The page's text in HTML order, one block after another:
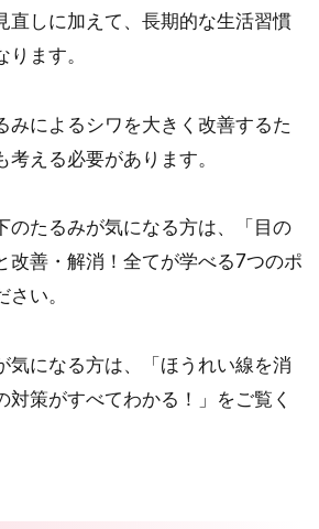
直しに加えて、長期的な生活習慣
ります。
みによるシワを大きく改善するた
考える必要があります。
のたるみが気になる方は、「目の
改善・解消！全てが学べる7つのポ
さい。
気になる方は、「ほうれい線を消
対策がすべてわかる！」をご覧く